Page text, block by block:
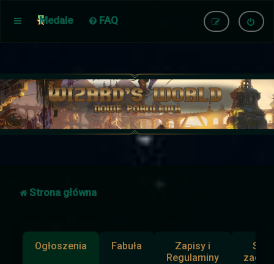
Medale FAQ
Strona główna
Ogłoszenia Fabuła
Zapisy i
Regulaminy